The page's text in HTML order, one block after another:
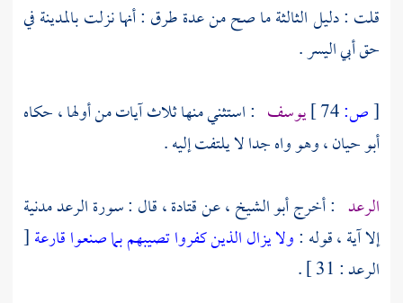
قلت : دليل الثالثة ما صح من عدة طرق : أنها نزلتبالمدينةفي
حقأبي اليسر.
[ص: يوسف : استثني منها ثلاث آيات من أولها ، حكاه
أبو حيان، وهو واه جدا لا يلتفت إليه .
الرعد : أخرجأبو الشيخ ،عنقتادة، قال : سورة الرعد مدنية
إلا آية ، قوله :ولا يزال الذين كفروا تصيبهم بما صنعوا قارعة[
الرعد : 31 ] .